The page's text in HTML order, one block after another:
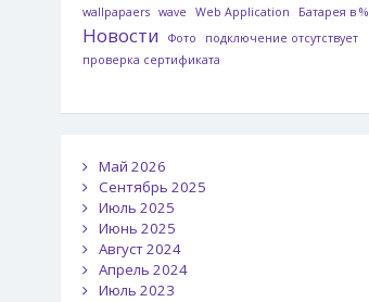
wallpapaers wave Web Application Батарея в %
Новости Фото
подключение отсутствует
проверка сертификата
Май 2026
Сентябрь 2025
Июль 2025
Июнь 2025
Август 2024
Апрель 2024
Июль 2023